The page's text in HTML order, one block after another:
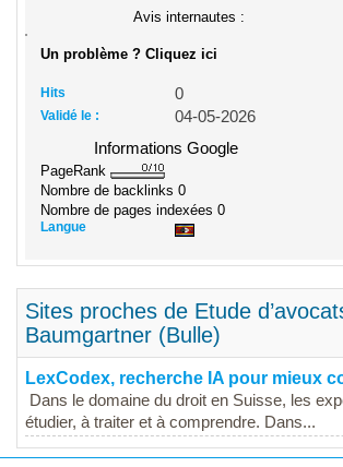
Avis internautes :
Un problème ? Cliquez ici
Hits 0
Validé le :
04-05-2026
Informations Google
PageRank
Nombre de backlinks 0
Nombre de pages indexées 0
Langue
Sites proches de Etude
Baumgartner (Bulle)
LexCodex, recherche IA pour mieux
Dans le domaine du droit en Suisse, les
étudier, à traiter et à comprendre. Dans...